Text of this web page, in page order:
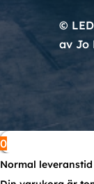
©
av Jo
0
Normal